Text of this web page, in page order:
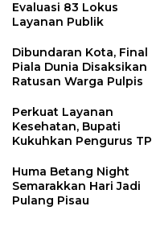
Evaluasi 83 Lokus
Layanan Publik
Dibundaran Kota, Final
Piala Dunia Disaksikan
Ratusan Warga Pulpis
Perkuat Layanan
Kesehatan, Bupati
Kukuhkan Pengurus TP
Huma Betang Night
Semarakkan Hari Jadi
Pulang Pisau